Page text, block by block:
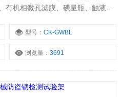
有机相微孔滤膜、碘量瓶、触液
型号：CK-GWBL
浏览量：3691